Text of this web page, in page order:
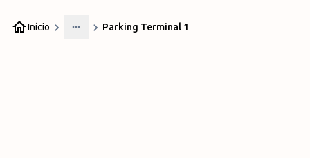
Início
More
Parking Terminal 1